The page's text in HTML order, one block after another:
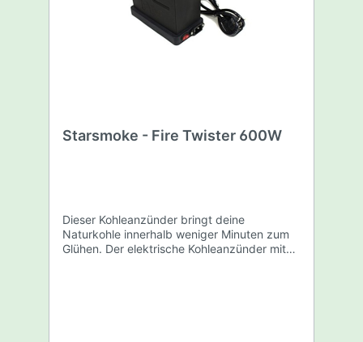
Starsmoke - Fire Twister 600W
Dieser Kohleanzünder bringt deine
Naturkohle innerhalb weniger Minuten zum
Glühen. Der elektrische Kohleanzünder mit